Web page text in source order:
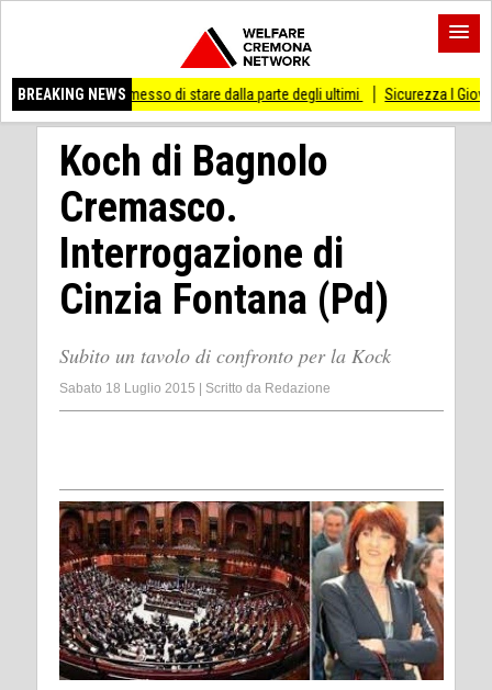
BREAKING NEWS
mai smesso di stare dalla parte degli ultimi Sicurezza I Giovani
Koch di Bagnolo
Cremasco.
Interrogazione di
Cinzia Fontana (Pd)
Subito un tavolo di confronto per la Kock
Sabato 18 Luglio 2015 Scritto da Redazione